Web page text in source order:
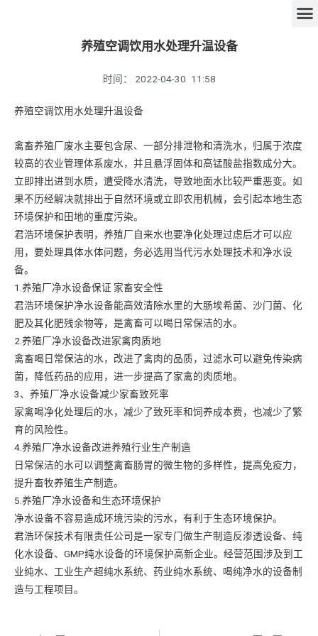
养殖空调饮用水处理升温设备
时间： 2022-04-30 11:58
养殖空调饮用水处理升温设备
禽畜养殖厂废水主要包含尿、一部分排泄物和清洗水，归属于浓度
较高的农业管理体系废水，并且悬浮固体和高锰酸盐指数成分大。
立即排出进到水质，遭受降水清洗，导致地面水比较严重恶变。如
果不历经解决就排出于自然环境或立即农用机械，会引起本地生态
环境保护和田地的重度污染。
君浩环境保护表明，养殖厂自来水也要净化处理过虑后才可以应
用，要处理具体水体问题，务必选用当代污水处理技术和净水设
备。
1.养殖厂净水设备保证 家畜安全性
君浩环境保护净水设备能高效清除水里的大肠埃希菌、沙门菌、化
肥及其化肥残余物等，是禽畜可以喝日常保洁的水。
2.养殖厂净水设备改进家禽肉质地
禽畜喝日常保洁的水，改进了禽肉的品质，过滤水可以避免传染病
菌，降低药品的应用，进一步提高了家禽的肉质地。
3、养殖厂净水设备减少家畜致死率
家禽喝净化处理后的水，减少了致死率和饲养成本费，也减少了繁
育的风险性。
4.养殖厂净水设备改进养殖行业生产制造
日常保洁的水可以调整禽畜肠胃的微生物的多样性，提高免疫力，
提升畜牧养殖生产制造。
5.养殖厂净水设备和生态环境保护
净水设备不容易造成环境污染的污水，有利于生态环境保护。
君浩环保技术有限责任公司是一家专门做生产制造反渗透设备、纯
化水设备、GMP纯水设备的环境保护高新企业。经营范围涉及到工
业纯水、工业生产超纯水系统、药业纯水系统、喝纯净水的设备制
造与工程项目。